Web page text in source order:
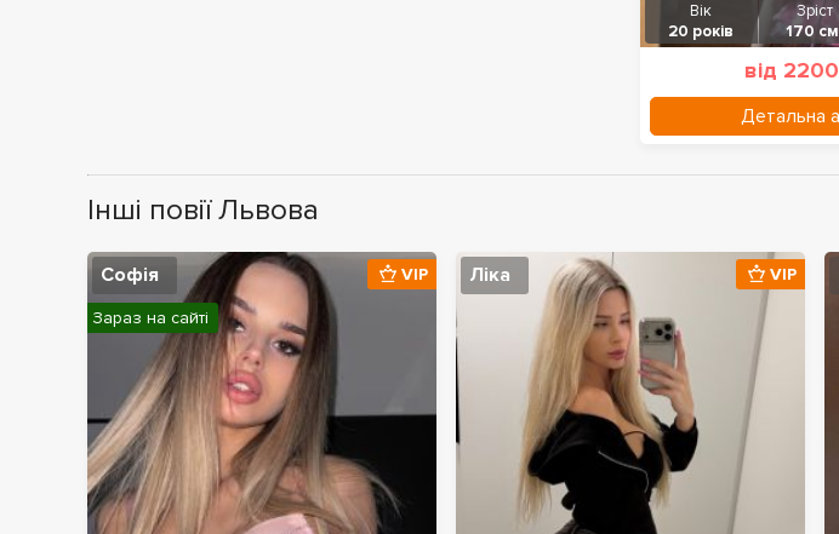
Вік
20 років
Зріст
170
від
Детальна
Інші повії Львова
Софія VIP
Зараз на сайті
Ліка VIP